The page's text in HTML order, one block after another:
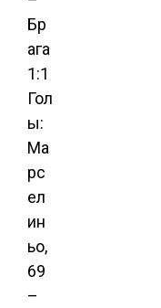
Бр
ага
1:1
Гол
ы:
Ма
рс
ел
ин
ьо,
69
–